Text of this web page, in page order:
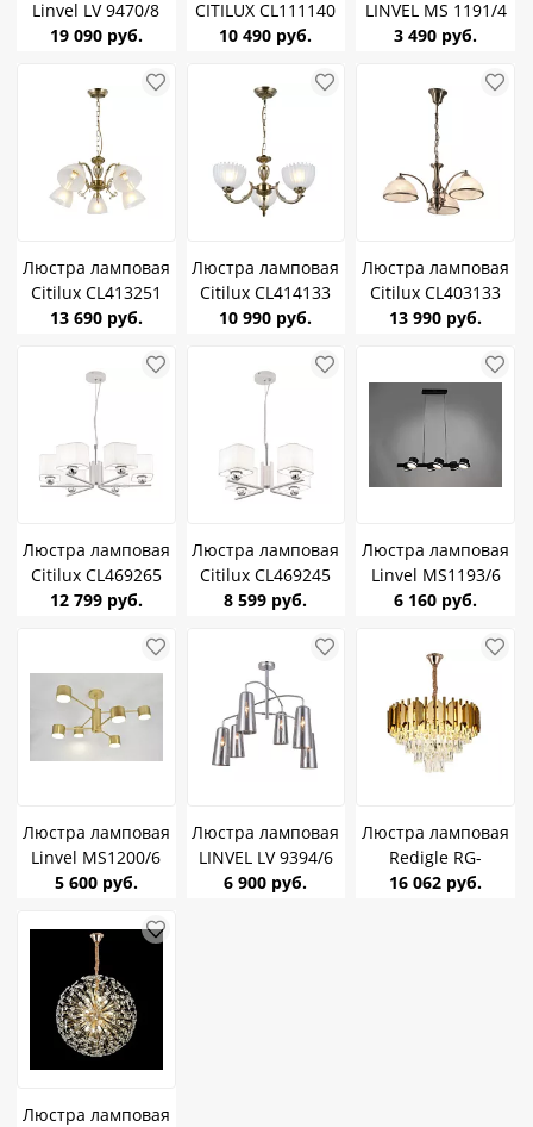
Linvel LV 9470/8
Серсея Хром G9
600х600х400мм
19 090 руб.
CITILUX CL111140
Диез E27 75W *4
10 490 руб.
LINVEL MS 1191/4
Диего черный
3 490 руб.
Люстра ламповая
Citilux CL413251
Латур Бронза Е27
13 690 руб.
Люстра ламповая
Citilux CL414133
Севилья Бронза
10 990 руб.
Люстра ламповая
Citilux CL403133
Лугано Бронза
13 990 руб.
Люстра ламповая
Citilux CL469265
Тильда Белая с
12 799 руб.
Люстра ламповая
Citilux CL469245
Тильда Белая с
8 599 руб.
Люстра ламповая
Linvel MS1193/6
Колумбия Чёрный
6 160 руб.
Люстра ламповая
Linvel MS1200/6
Арагон Золото
5 600 руб.
Люстра ламповая
LINVEL LV 9394/6
Арс Хром E14 40W
6 900 руб.
Люстра ламповая
Redigle RG-
CL98196B YHJ
16 062 руб.
Люстра ламповая